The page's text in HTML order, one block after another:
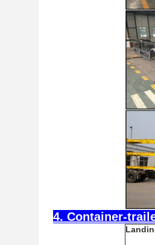
4. Container-